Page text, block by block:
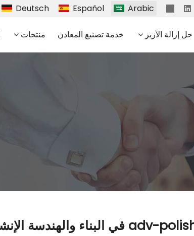
Deutsch Español Arabic
حل إزالة الأزيز خدمة تصنيع المعادن منتجات